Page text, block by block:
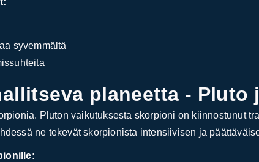
syvemmältä
planeetta - Pluto
Pluton vaikutuksesta skorpioni on kiinnostunut
ne tekevät skorpionista intensiivisen ja